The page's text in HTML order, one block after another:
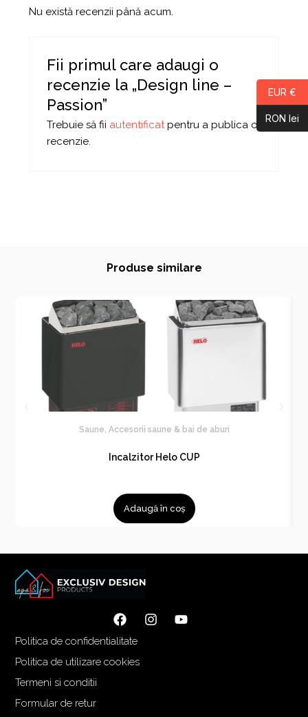
Nu există recenzii până acum.
Fii primul care adaugi o
recenzie la „Design line –
Passion”
Trebuie să fii autentificat pentru a publica o
recenzie.
Produse similare
Saune, Accesorii saune & bai de aburi
Incalzitor Helo CUP
Adaugă în coș
Politica de confidentialitate
Politica de utilizare cookies
Termeni si conditii
Formular de retur
EUR €
RON lei